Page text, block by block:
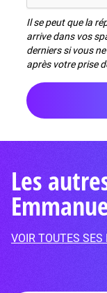
Il se peut que la
arrive dans vos
derniers si vous
après votre prise
Les
VOIR TOUTES SES